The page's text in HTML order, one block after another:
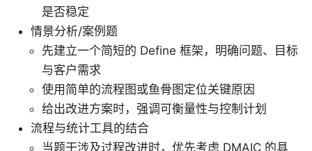
是否稳定
情景分析/案例题
先建立一个简短的 Define 框架，明确问题、目标
与客户需求
使用简单的流程图或鱼骨图定位关键原因
给出改进方案时，强调可衡量性与控制计划
流程与统计工具的结合
当题干涉及过程改进时，优先考虑 DMAIC 的具